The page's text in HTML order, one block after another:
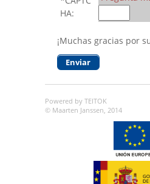
HA:
¡Muchas gracias por
Powered by TEITOK
© Maarten Janssen, 2014